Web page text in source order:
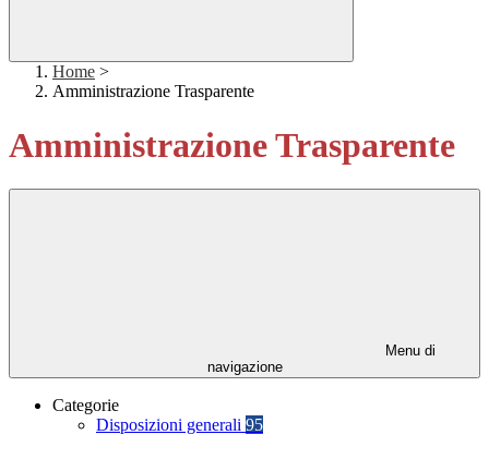
Home >
Amministrazione Trasparente
Amministrazione Trasparente
Menu di
navigazione
Categorie
Disposizioni generali 95